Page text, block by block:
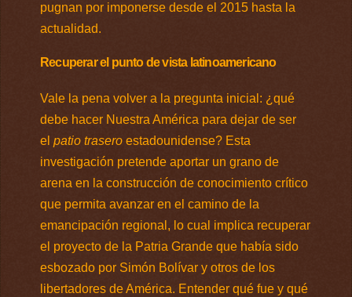
pugnan por imponerse desde el 2015 hasta la
actualidad.
Recuperar el punto de vista latinoamericano
Vale la pena volver a la pregunta inicial: ¿qué
debe hacer Nuestra América para dejar de ser
el patio trasero estadounidense? Esta
investigación pretende aportar un grano de
arena en la construcción de conocimiento crítico
que permita avanzar en el camino de la
emancipación regional, lo cual implica recuperar
el proyecto de la Patria Grande que había sido
esbozado por Simón Bolívar y otros de los
libertadores de América. Entender qué fue y qué